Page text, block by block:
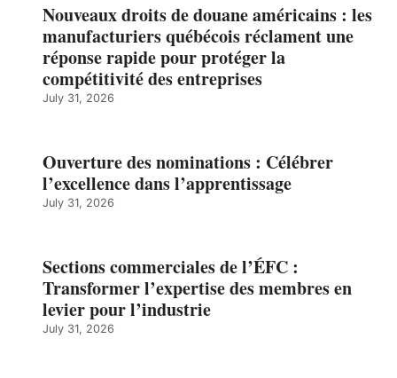
Nouveaux droits de douane américains : les
manufacturiers québécois réclament une
réponse rapide pour protéger la
compétitivité des entreprises
July 31, 2026
Ouverture des nominations : Célébrer
l’excellence dans l’apprentissage
July 31, 2026
Sections commerciales de l’ÉFC :
Transformer l’expertise des membres en
levier pour l’industrie
July 31, 2026